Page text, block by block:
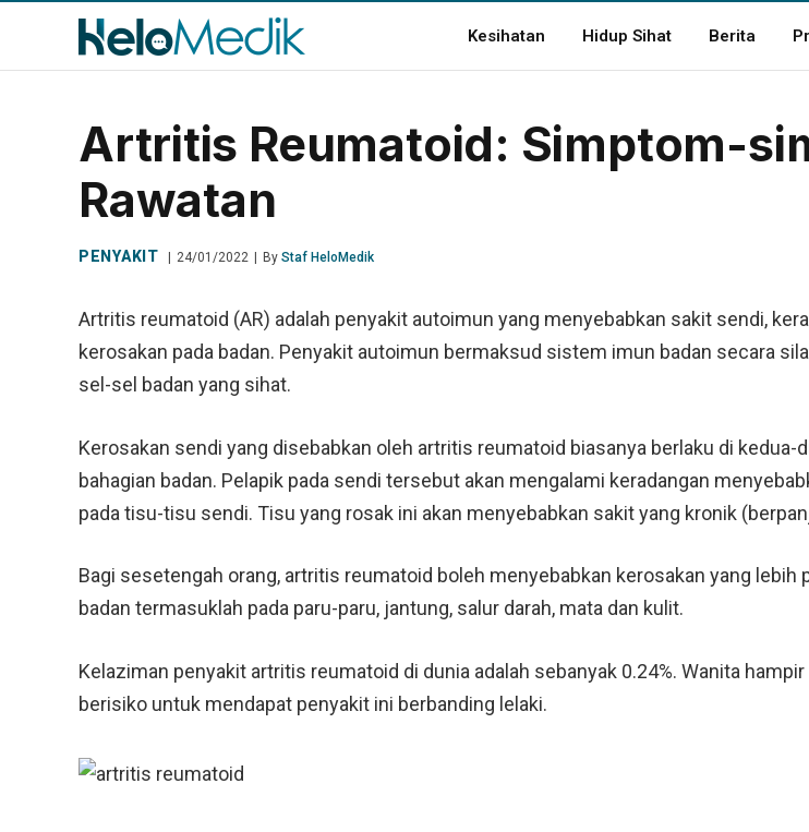
Kesihatan Hidup Sihat Berita
Artritis Reumatoid: Simptom-
Rawatan
PENYAKIT 24/01/2022 By Staf HeloMedik
Artritis reumatoid (AR) adalah penyakit autoimun yang menyebabkan sakit sendi,
kerosakan pada badan. Penyakit autoimun bermaksud sistem imun badan secara
sel-sel badan yang sihat.
Kerosakan sendi yang disebabkan oleh artritis reumatoid biasanya berlaku di kedua-
bahagian badan. Pelapik pada sendi tersebut akan mengalami keradangan
pada tisu-tisu sendi. Tisu yang rosak ini akan menyebabkan sakit yang kronik
Bagi sesetengah orang, artritis reumatoid boleh menyebabkan kerosakan yang lebih
badan termasuklah pada paru-paru, jantung, salur darah, mata dan kulit.
Kelaziman penyakit artritis reumatoid di dunia adalah sebanyak 0.24%. Wanita hampir
berisiko untuk mendapat penyakit ini berbanding lelaki.